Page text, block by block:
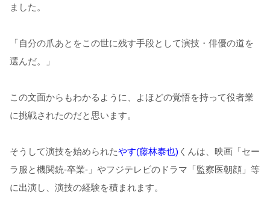
ました。
「自分の爪あとをこの世に残す手段として演技・俳優の道を
選んだ。」
この文面からもわかるように、よほどの覚悟を持って役者業
に挑戦されたのだと思います。
そうして演技を始められたやす(藤林泰也) くんは、映画「セー
ラ服と機関銃-卒業-」やフジテレビのドラマ「監察医朝顔」等
に出演し、演技の経験を積まれます。